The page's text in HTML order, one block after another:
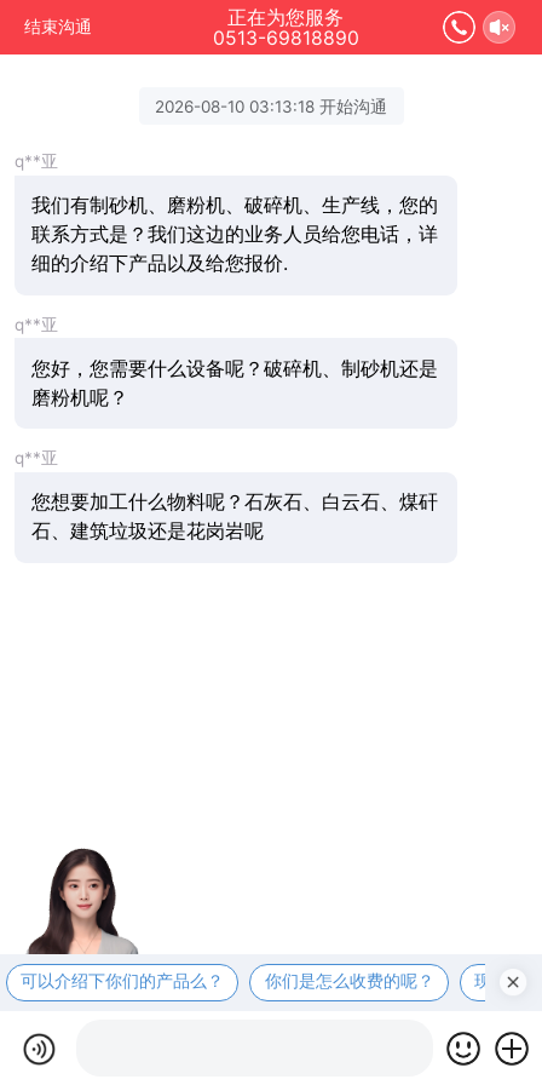
结束沟通
正在为您服务
0513-69818890
2026-08-10 03:13:18 开始沟通
q**亚
我们有制砂机、磨粉机、破碎机、生产线，您的
联系方式是？我们这边的业务人员给您电话，详
细的介绍下产品以及给您报价.
q**亚
您好，您需要什么设备呢？破碎机、制砂机还是
磨粉机呢？
q**亚
您想要加工什么物料呢？石灰石、白云石、煤矸
石、建筑垃圾还是花岗岩呢
可以介绍下你们的产品么？ 你们是怎么收费的呢？ 现在有